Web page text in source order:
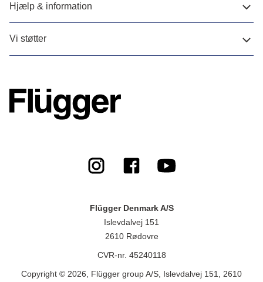
Hjælp & information
Vi støtter
Flügger Denmark A/S
Islevdalvej 151
2610 Rødovre
CVR-nr. 45240118
Copyright © 2026, Flügger group A/S, Islevdalvej 151, 2610